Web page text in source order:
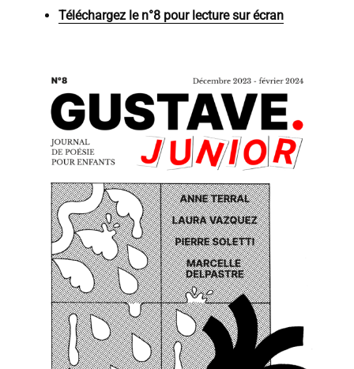
Téléchargez le n°8 pour lecture sur écran